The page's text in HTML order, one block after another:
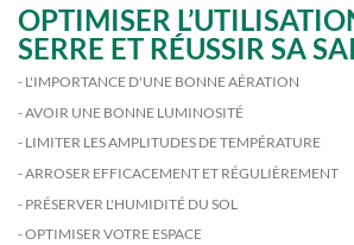
OPTIMISER
SERRE ET RÉUSSIR SA
- L'IMPORTANCE D'UNE BONNE AÉRATION
- AVOIR UNE BONNE LUMINOSITÉ
- LIMITER LES AMPLITUDES DE TEMPÉRATURE
- ARROSER EFFICACEMENT ET RÉGULIÈREMENT
- PRÉSERVER L'HUMIDITÉ DU SOL
- OPTIMISER VOTRE ESPACE